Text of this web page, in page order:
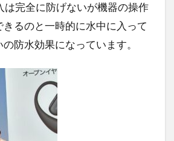
は完全に防げないが機器の操作
るのと一時的に水中に入って
防水効果になっています。